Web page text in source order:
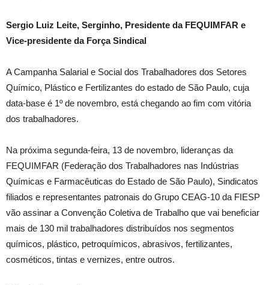
Sergio Luiz Leite, Serginho, Presidente da FEQUIMFAR e
Vice-presidente da Força Sindical
A Campanha Salarial e Social dos Trabalhadores dos Setores
Químico, Plástico e Fertilizantes do estado de São Paulo, cuja
data-base é 1º de novembro, está chegando ao fim com vitória
dos trabalhadores.
Na próxima segunda-feira, 13 de novembro, lideranças da
FEQUIMFAR (Federação dos Trabalhadores nas Indústrias
Químicas e Farmacêuticas do Estado de São Paulo), Sindicatos
filiados e representantes patronais do Grupo CEAG-10 da FIESP
vão assinar a Convenção Coletiva de Trabalho que vai beneficiar
mais de 130 mil trabalhadores distribuídos nos segmentos
químicos, plástico, petroquímicos, abrasivos, fertilizantes,
cosméticos, tintas e vernizes, entre outros.